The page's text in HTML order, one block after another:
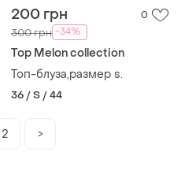
200 грн 0
300 грн -34%
Top Melon collection
Топ-блуза,размер s.
36 / S / 44
2 >